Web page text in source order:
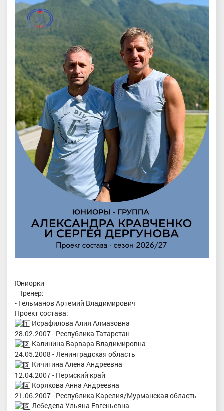
Юниорки
Тренер:
- Гельманов Артемий Владимирович
Проект состава:
Исрафилова Алия Алмазовна
28.02.2007 - Республика Татарстан
Калинина Варвара Владимировна
24.05.2008 - Ленинградская область
Кичигина Алена Андреевна
12.04.2007 - Пермский край
Корякова Анна Андреевна
21.06.2007 - Республика Карелия/Мурманская область
Лебедева Ульяна Евгеньевна